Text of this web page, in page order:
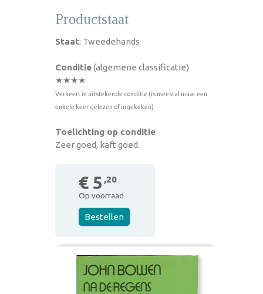
Productstaat
Staat: Tweedehands
Conditie(algemene classificatie)
★★★★
Verkeert in uitstekende conditie (is meestal maar een
enkele keer gelezen of ingekeken)
Toelichting op conditie
Zeer goed, kaft goed.
€ 5 ,20
Op voorraad
Bestellen